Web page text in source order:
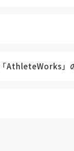
AthleteWorks」